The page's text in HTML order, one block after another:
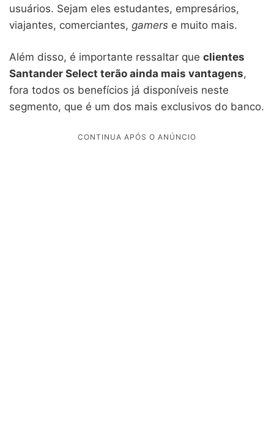
usuários. Sejam eles estudantes, empresários,
viajantes, comerciantes, gamers e muito mais.
Além disso, é importante ressaltar que clientes
Santander Select terão ainda mais vantagens,
fora todos os benefícios já disponíveis neste
segmento, que é um dos mais exclusivos do banco.